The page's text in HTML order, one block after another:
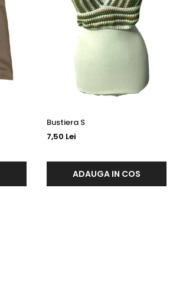
Bustiera S
7,50 Lei
ADAUGA IN COS